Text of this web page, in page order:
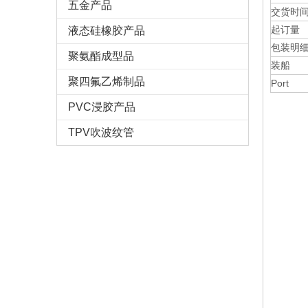
五金产品
液态硅橡胶产品
聚氨酯成型品
聚四氟乙烯制品
PVC浸胶产品
TPV吹波纹管
交货时
起订量
包装明
装船
Port